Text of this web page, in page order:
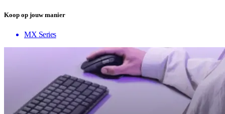
Koop op jouw manier
MX Series